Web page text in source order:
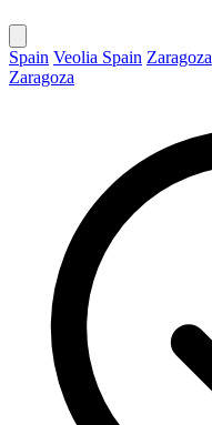
Spain Veolia Spain Zaragoza
Zaragoza